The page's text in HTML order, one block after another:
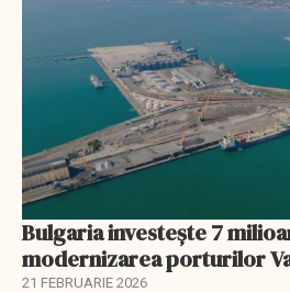
Bulgaria investește 7
modernizarea porturilor
21 FEBRUARIE 2026